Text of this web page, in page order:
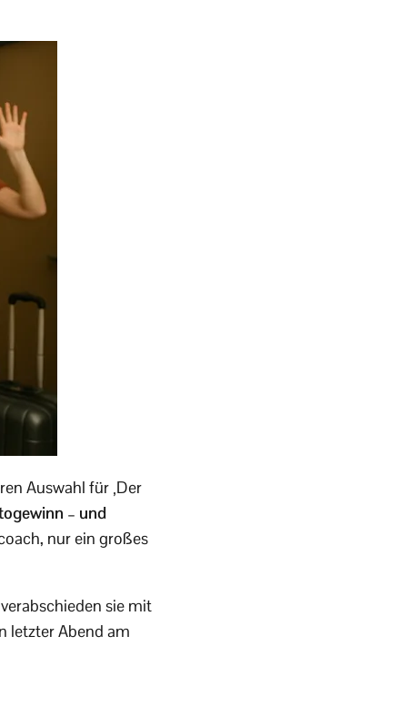
Auswahl für ‚Der
– und
nur ein großes
sie mit
letzter Abend am